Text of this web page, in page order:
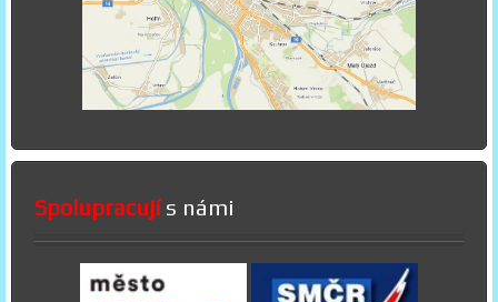
Spolupracujís námi